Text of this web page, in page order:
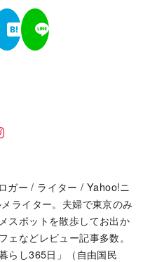
ガー / ライター / Yahoo!ニ
ライター。夫婦で東京のみ
スポットを散歩してお出か
などレビュー記事多数。
らし365日」（自由国民